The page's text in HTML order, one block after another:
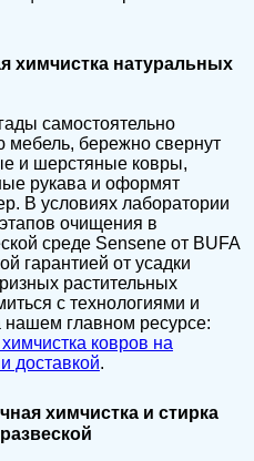
химчистка натуральных
самостоятельно
мебель, бережно свернут
и шерстяные ковры,
рукава и оформят
В условиях лаборатории
очищения в
среде Sensene от BUFA
гарантией от усадки
растительных
с технологиями и
главном ресурсе:
ковров на
доставкой.
химчистка и стирка